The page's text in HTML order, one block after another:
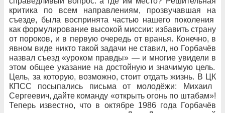
критика по
всем направлениям, прозвучавшая на
съезде, была воспринята частью нашего поколения
как формулирование высокой миссии: избавить страну
от пороков, и в первую очередь от вранья. Конечно, в
явном виде никто такой задачи не ставил, но Горбачёв
назвал съезд «уроком правды» — и многие увидели в
этом общее указание на достойную и значимую цель.
Цель, за которую, возможно, стоит отдать жизнь. В ЦК
КПСС посыпались письма от
молодёжи: Михаил
Сергеевич, дайте команду «открыть огонь по штабам»!
Теперь известно, что в октябре 1986 года Горбачёв